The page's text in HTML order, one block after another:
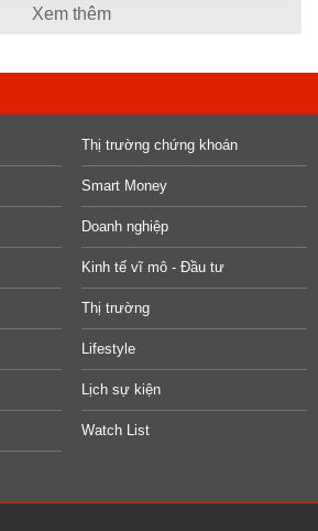
Xem thêm
Thị trường chứng khoán
Smart Money
Doanh nghiệp
Kinh tế vĩ mô - Đầu tư
Thị trường
Lifestyle
Lịch sự kiện
Watch List